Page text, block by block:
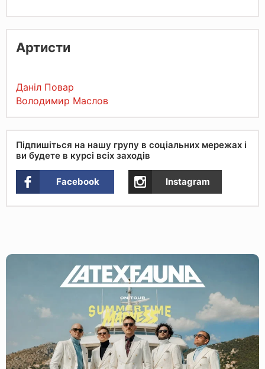
Артисти
Даніл Повар
Володимир Маслов
Підпишіться на нашу групу в соціальних мережах і
ви будете в курсі всіх заходів
Facebook Instagram